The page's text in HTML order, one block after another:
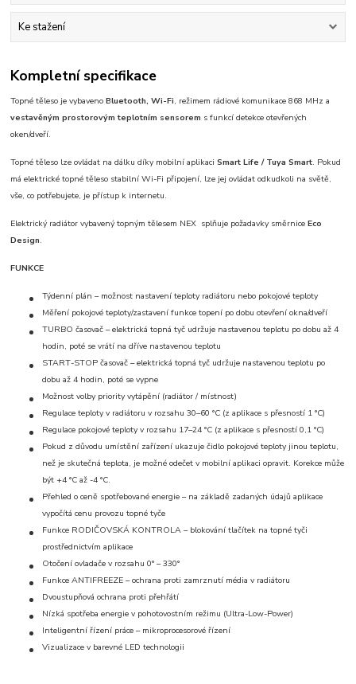
Ke stažení
Kompletní specifikace
Topné těleso je vybavenoBluetooth, Wi-Fi, režimem rádiové komunikace 868 MHz a
vestavěným prostorovým teplotním sensorem s funkcí detekce otevřených
oken/dveří.
Topné těleso lze ovládat na dálku díky mobilní aplikaciSmart Life / Tuya Smart. Pokud
má elektrické topné těleso stabilní Wi-Fi připojení, lze jej ovládat odkudkoli na světě,
vše, co potřebujete, je přístup k internetu.
Elektrický radiátor vybavený topným tělesem NEX splňuje požadavky směrniceEco
Design.
FUNKCE
Týdenní plán – možnost nastavení teploty radiátoru nebo pokojové teploty
Měření pokojové teploty/zastavení funkce topení po dobu otevření okna/dveří
TURBO časovač – elektrická topná tyč udržuje nastavenou teplotu po dobu až 4
hodin, poté se vrátí na dříve nastavenou teplotu
START-STOP časovač – elektrická topná tyč udržuje nastavenou teplotu po
dobu až 4 hodin, poté se vypne
Možnost volby priority vytápění (radiátor / místnost)
Regulace teploty v radiátoru v rozsahu 30–60 °C (z aplikace s přesností 1 °C)
Regulace pokojové teploty v rozsahu 17–24 °C (z aplikace s přesností 0,1 °C)
Pokud z důvodu umístění zařízení ukazuje čidlo pokojové teploty jinou teplotu,
než je skutečná teplota, je možné odečet v mobilní aplikaci opravit. Korekce může
být +4 °C až -4 °C.
Přehled o ceně spotřebované energie – na základě zadaných údajů aplikace
vypočítá cenu provozu topné tyče
Funkce RODIČOVSKÁ KONTROLA – blokování tlačítek na topné tyči
prostřednictvím aplikace
Otočení ovladače v rozsahu 0° – 330°
Funkce ANTIFREEZE – ochrana proti zamrznutí média v radiátoru
Dvoustupňová ochrana proti přehřátí
Nízká spotřeba energie v pohotovostním režimu (Ultra-Low-Power)
Inteligentní řízení práce – mikroprocesorové řízení
Vizualizace v barevné LED technologii